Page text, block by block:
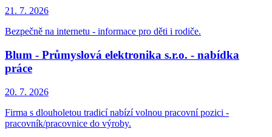
21. 7. 2026
Bezpečně na internetu - informace pro děti i rodiče.
Blum - Průmyslová elektronika s.r.o. - nabídka
práce
20. 7. 2026
Firma s dlouholetou tradicí nabízí volnou pracovní pozici -
pracovník/pracovnice do výroby.